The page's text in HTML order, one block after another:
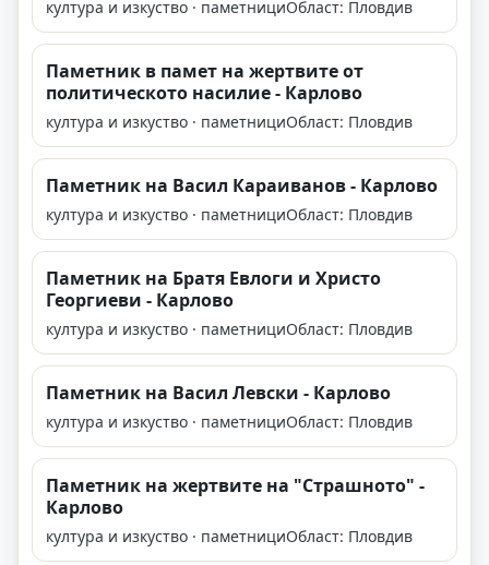
култура и изкуство · паметнициОбласт: Пловдив
Паметник в памет на жертвите от
политическото насилие - Карлово
култура и изкуство · паметнициОбласт: Пловдив
Паметник на Васил Караиванов - Карлово
култура и изкуство · паметнициОбласт: Пловдив
Паметник на Братя Евлоги и Христо
Георгиеви - Карлово
култура и изкуство · паметнициОбласт: Пловдив
Паметник на Васил Левски - Карлово
култура и изкуство · паметнициОбласт: Пловдив
Паметник на жертвите на "Страшното" -
Карлово
култура и изкуство · паметнициОбласт: Пловдив